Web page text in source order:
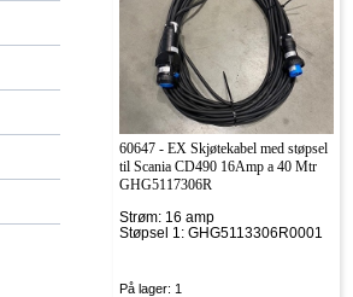
60647 - EX Skjøtekabel med støpsel
til Scania CD490 16Amp a 40 Mtr
GHG5117306R
Strøm: 16 amp
Støpsel 1: GHG5113306R0001
På lager: 1